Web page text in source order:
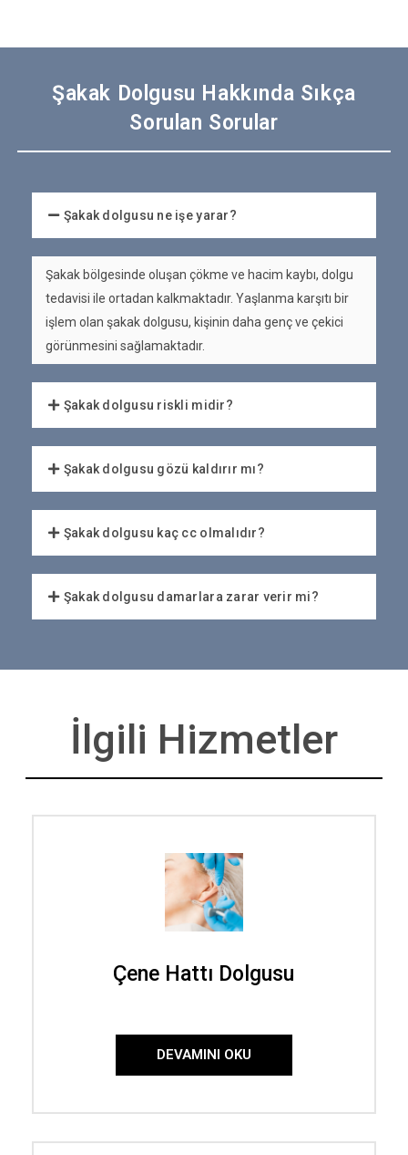
Şakak Dolgusu Hakkında Sıkça
Sorulan Sorular
Şakak dolgusu ne işe yarar?
Şakak bölgesinde oluşan çökme ve hacim kaybı, dolgu
tedavisi ile ortadan kalkmaktadır. Yaşlanma karşıtı bir
işlem olan şakak dolgusu, kişinin daha genç ve çekici
görünmesini sağlamaktadır.
Şakak dolgusu riskli midir?
Şakak dolgusu gözü kaldırır mı?
Şakak dolgusu kaç cc olmalıdır?
Şakak dolgusu damarlara zarar verir mi?
İlgili Hizmetler
Çene Hattı Dolgusu
DEVAMINI OKU